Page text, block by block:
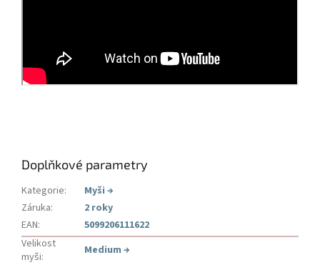
Doplňkové parametry
Kategorie: Myši →
Záruka:
2 roky
EAN:
5099206111622
Velikost
myši: Medium →